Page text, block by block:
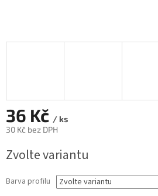
36 Kč / ks
30 Kč bez DPH
cena:
Zvolte variantu
Barva profilu